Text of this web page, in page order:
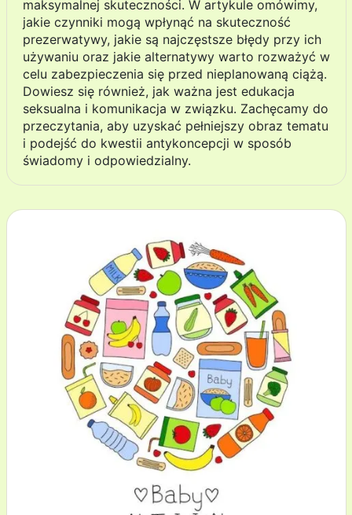
maksymalnej skuteczności. W artykule omówimy,
jakie czynniki mogą wpłynąć na skuteczność
prezerwatywy, jakie są najczęstsze błędy przy ich
używaniu oraz jakie alternatywy warto rozważyć w
celu zabezpieczenia się przed nieplanowaną ciążą.
Dowiesz się również, jak ważna jest edukacja
seksualna i komunikacja w związku. Zachęcamy do
przeczytania, aby uzyskać pełniejszy obraz tematu
i podejść do kwestii antykoncepcji w sposób
świadomy i odpowiedzialny.